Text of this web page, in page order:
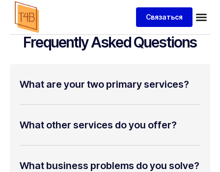
Связаться
Frequently Asked Questions
What are your two primary services?
What other services do you offer?
What business problems do you solve?